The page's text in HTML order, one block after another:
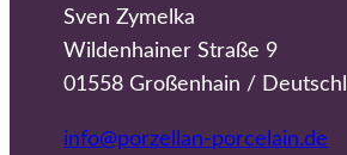
Sven Zymelka
Wildenhainer Straße 9
01558 Großenhain /
info@porzellan-porcelain.de